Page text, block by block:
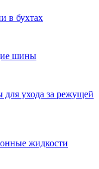
в бухтах
шины
ухода за режущей
жидкости